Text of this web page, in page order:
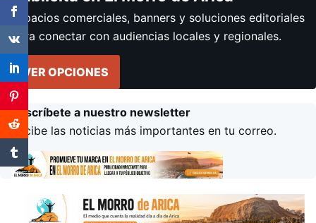
Espacios comerciales, banners y soluciones editoriales
para conectar con audiencias locales y regionales.
VER OPCIONES
Suscríbete a nuestro newsletter
Recibe las noticias más importantes en tu correo.